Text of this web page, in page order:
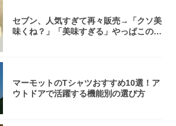
セブン、人気すぎて再々販売→「クソ美
味くね？」「美味すぎる」やっぱこのク
マーモットのTシャツおすすめ10選！ア
ウトドアで活躍する機能別の選び方